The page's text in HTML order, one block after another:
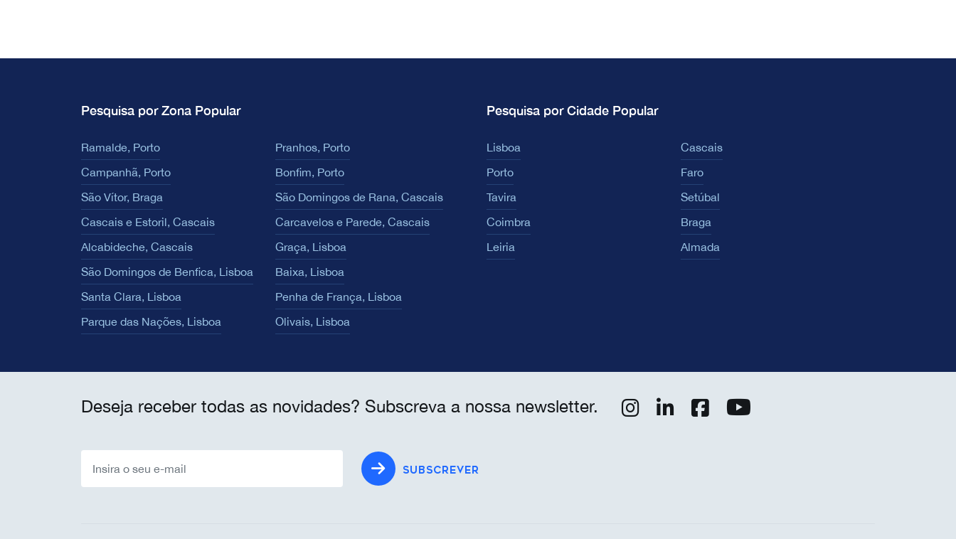
Pesquisa por Zona Popular
Ramalde, Porto
Pranhos, Porto
Campanhã, Porto
Bonfim, Porto
São Vítor, Braga
São Domingos de Rana, Cascais
Cascais e Estoril, Cascais
Carcavelos e Parede, Cascais
Alcabideche, Cascais
Graça, Lisboa
São Domingos de Benfica, Lisboa
Baixa, Lisboa
Santa Clara, Lisboa
Penha de França, Lisboa
Parque das Nações, Lisboa
Olivais, Lisboa
Pesquisa por Cidade Popular
Lisboa
Cascais
Porto
Faro
Tavira
Setúbal
Coimbra
Braga
Leiria
Almada
Deseja receber todas as novidades? Subscreva a nossa newsletter.
SUBSCREVER